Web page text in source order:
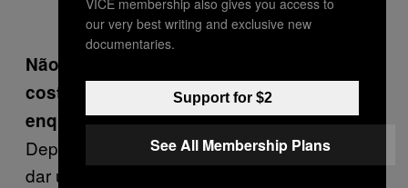
Não conta mesmo. O que mais você
costuma fazer para matar o tempo
enquanto está em turnê?
Depende do dia. A gente normalmente tenta
dar uns passeios, sentir como é o lugar, mas
our very best writing and exclusive new
documentaries.
Support for $2
See All Membership Plans